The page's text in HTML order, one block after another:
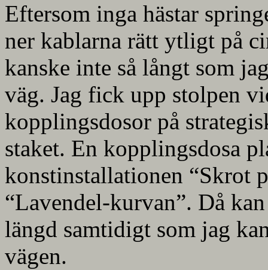
Eftersom inga hästar
ner kablarna rätt ytligt på
kanske inte så långt som
väg. Jag fick upp stolpen
kopplingsdosor på
staket. En kopplingsdosa
konstinstallationen “Skrot
“Lavendel-kurvan”. Då
längd samtidigt som jag
vägen.